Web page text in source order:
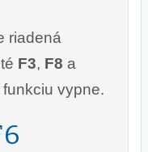
riadená
F3, F8 a
vypne.